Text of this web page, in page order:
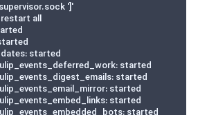
']'
all
started
started
started
started
started
started